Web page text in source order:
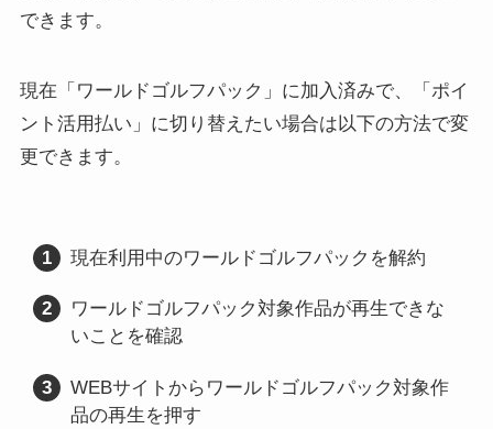
できます。
現在「ワールドゴルフパック」に加入済みで、「ポイ
ント活用払い」に切り替えたい場合は以下の方法で変
更できます。
現在利用中のワールドゴルフパックを解約
ワールドゴルフパック対象作品が再生できな
いことを確認
WEBサイトからワールドゴルフパック対象作
品の再生を押す